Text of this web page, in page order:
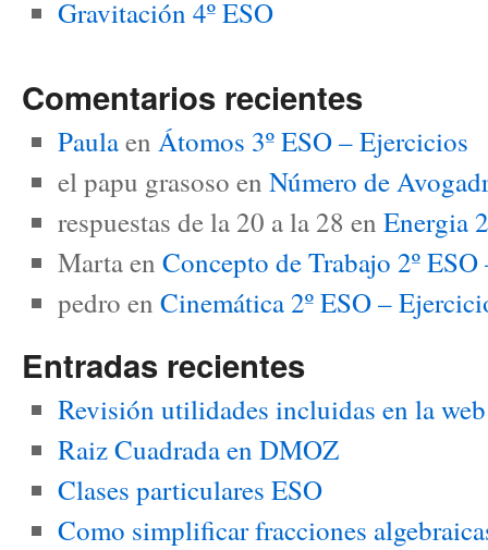
Gravitación 4º ESO
Comentarios recientes
Paulaen Átomos 3º ESO – Ejercicios
el papu grasoso en Número de
respuestas de la 20 a la 28 en Energia
Martaen Concepto de Trabajo 2º
pedro en Cinemática 2º ESO –
Entradas recientes
Revisión utilidades incluidas en la
Raiz Cuadrada en DMOZ
Clases particulares ESO
Como simplificar fracciones